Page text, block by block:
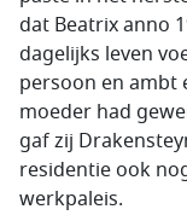
dat Beatrix anno
dagelijks leven
persoon en ambt
moeder had
gaf zij
residentie ook
werkpaleis.